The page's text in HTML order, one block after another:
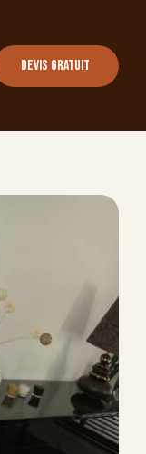
Devis gratuit